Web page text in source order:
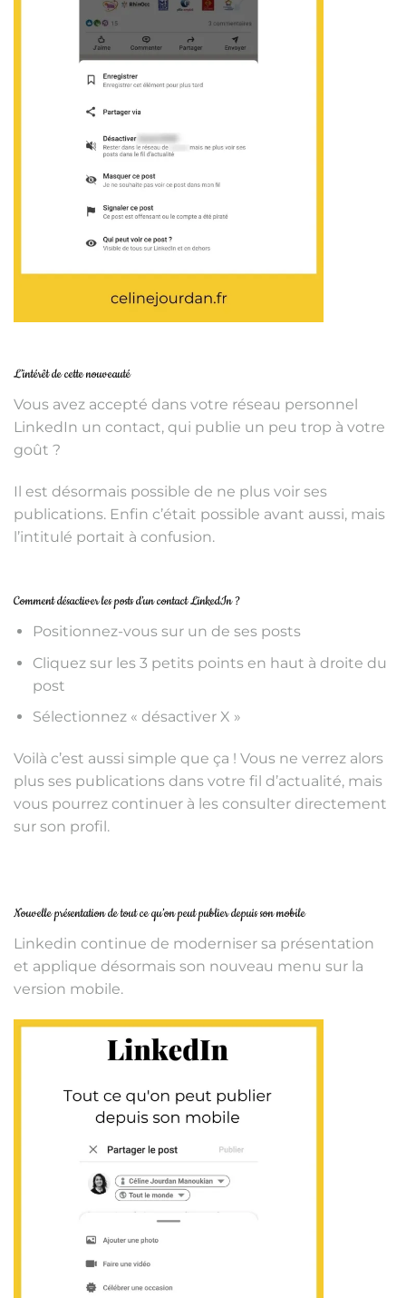
L’intérêt de cette nouveauté
Vous avez accepté dans votre réseau personnel
LinkedIn un contact, qui publie un peu trop à votre
goût ?
Il est désormais possible de ne plus voir ses
publications. Enfin c’était possible avant aussi, mais
l’intitulé portait à confusion.
Comment désactiver les posts d’un contact LinkedIn ?
Positionnez-vous sur un de ses posts
Cliquez sur les 3 petits points en haut à droite du
post
Sélectionnez « désactiver X »
Voilà c’est aussi simple que ça ! Vous ne verrez alors
plus ses publications dans votre fil d’actualité, mais
vous pourrez continuer à les consulter directement
sur son profil.
Nouvelle présentation de tout ce qu’on peut publier depuis son mobile
Linkedin continue de moderniser sa présentation
et applique désormais son nouveau menu sur la
version mobile.